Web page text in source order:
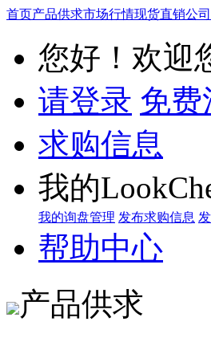
首页产品供求市场行情现货直销公
您好！欢迎
请登录 免费
求购信息
我的
我的询盘管理 发布求购信息
帮助中心
产品供求